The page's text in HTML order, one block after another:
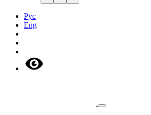
Рус
Eng